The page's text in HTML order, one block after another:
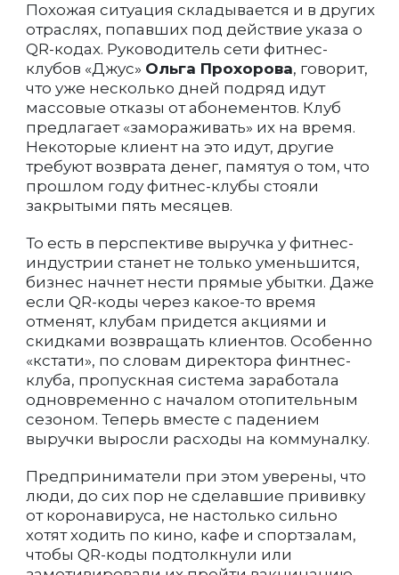
Похожая ситуация складывается и в других
отраслях, попавших под действие указа о
QR-кодах. Руководитель сети фитнес-
клубов «Джус» Ольга Прохорова, говорит,
что уже несколько дней подряд идут
массовые отказы от абонементов. Клуб
предлагает «замораживать» их на время.
Некоторые клиент на это идут, другие
требуют возврата денег, памятуя о том, что
прошлом году фитнес-клубы стояли
закрытыми пять месяцев.
То есть в перспективе выручка у фитнес-
индустрии станет не только уменьшится,
бизнес начнет нести прямые убытки. Даже
если QR-коды через какое-то время
отменят, клубам придется акциями и
скидками возвращать клиентов. Особенно
«кстати», по словам директора финтнес-
клуба, пропускная система заработала
одновременно с началом отопительным
сезоном. Теперь вместе с падением
выручки выросли расходы на коммуналку.
Предприниматели при этом уверены, что
люди, до сих пор не сделавшие прививку
от коронавируса, не настолько сильно
хотят ходить по кино, кафе и спортзалам,
чтобы QR-коды подтолкнули или